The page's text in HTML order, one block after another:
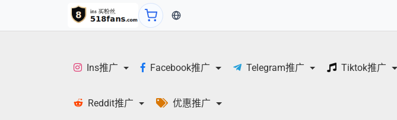
当前语言：中文
Ins推广 Facebook推广 Telegram推广 Tiktok推广
Reddit推广 优惠推广